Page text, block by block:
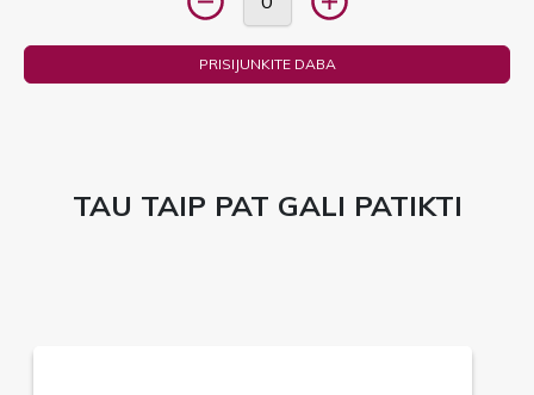
PRISIJUNKITE DABA
TAU TAIP PAT GALI PATIKTI